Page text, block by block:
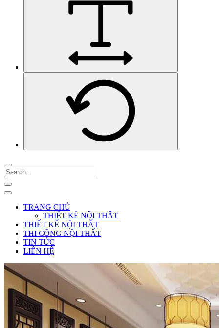
TRANG CHỦ
THIẾT KẾ NỘI THẤT
THIẾT KẾ NỘI THẤT
THI CÔNG NỘI THẤT
TIN TỨC
LIÊN HỆ